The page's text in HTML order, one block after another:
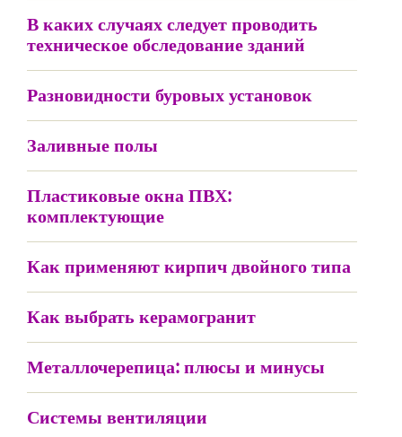
В каких случаях следует проводить
техническое обследование зданий
Разновидности буровых установок
Заливные полы
Пластиковые окна ПВХ:
комплектующие
Как применяют кирпич двойного типа
Как выбрать керамогранит
Металлочерепица: плюсы и минусы
Системы вентиляции